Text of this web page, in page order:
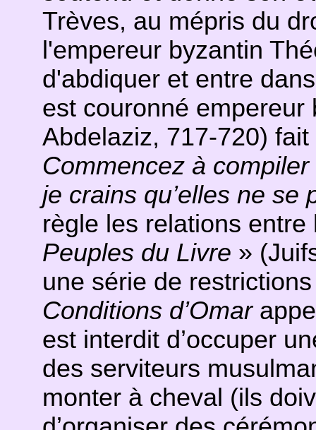
Trèves, au mépris du
l'empereur byzantin
d'abdiquer et entre
est couronné
Abdelaziz, 717-720)
Commencez à
je crains qu’elles ne se
règle les relations
Peuples du Livre »
une série de
Conditions d’Omar
est interdit d’occuper
des serviteurs
monter à cheval (ils